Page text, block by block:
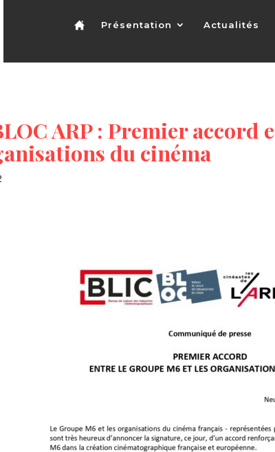
Présentation Actualités
ARP : Premier accord
du cinéma